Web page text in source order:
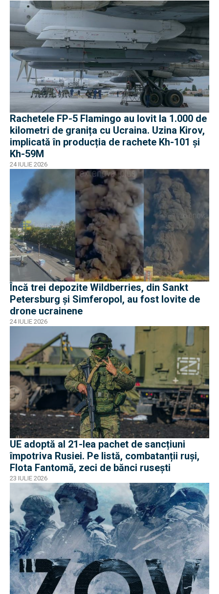
Rachetele FP-5 Flamingo au lovit la 1.000 de
kilometri de granița cu Ucraina. Uzina Kirov,
implicată în producția de rachete Kh-101 și
Kh-59M
24 IULIE 2026
Încă trei depozite Wildberries, din Sankt
Petersburg și Simferopol, au fost lovite de
drone ucrainene
24 IULIE 2026
UE adoptă al 21-lea pachet de sancțiuni
împotriva Rusiei. Pe listă, combatanții ruși,
Flota Fantomă, zeci de bănci rusești
23 IULIE 2026